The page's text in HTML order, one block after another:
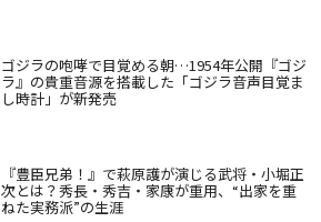
ゴジラの咆哮で目覚める朝…1954年公開『ゴジ
ラ』の貴重音源を搭載した「ゴジラ音声目覚ま
し時計」が新発売
『豊臣兄弟！』で萩原護が演じる武将・小堀正
次とは？秀長・秀吉・家康が重用、“出家を重
ねた実務派”の生涯